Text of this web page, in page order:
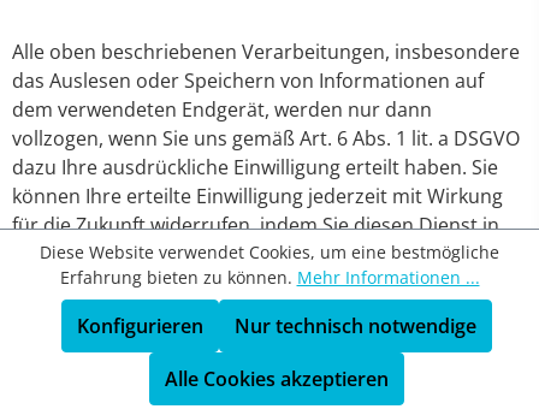
Alle oben beschriebenen Verarbeitungen, insbesondere
das Auslesen oder Speichern von Informationen auf
dem verwendeten Endgerät, werden nur dann
vollzogen, wenn Sie uns gemäß Art. 6 Abs. 1 lit. a DSGVO
dazu Ihre ausdrückliche Einwilligung erteilt haben. Sie
können Ihre erteilte Einwilligung jederzeit mit Wirkung
für die Zukunft widerrufen, indem Sie diesen Dienst in
dem auf der Webseite bereitgestellten „Cookie-Consent-
Tool“ deaktivieren.
Wir haben mit dem Anbieter einen
Auftragsverarbeitungsvertrag geschlossen, der den
Schutz der Daten unserer Seitenbesucher sicherstellt
Diese Website verwendet Cookies, um eine bestmögliche
Erfahrung bieten zu können. Mehr Informationen ...
Nur technisch notwendige
Konfigurieren
Alle Cookies akzeptieren